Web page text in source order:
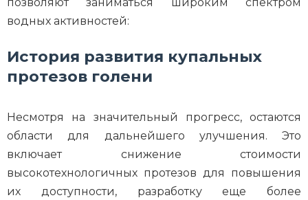
водных активностей:
История развития купальных
протезов голени
Несмотря на значительный прогресс, остаются
области для дальнейшего улучшения. Это
включает снижение стоимости
высокотехнологичных протезов для повышения
их доступности, разработку еще более